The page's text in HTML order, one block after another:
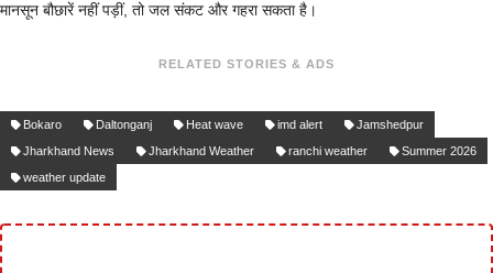
मानसून बौछारें नहीं पड़ीं, तो जल संकट और गहरा सकता है।
RELATED STORIES & ADS
Bokaro Daltonganj Heat wave imd alert
Jamshedpur
Jharkhand News
Jharkhand Weather ranchi weather
Summer 2026
weather update